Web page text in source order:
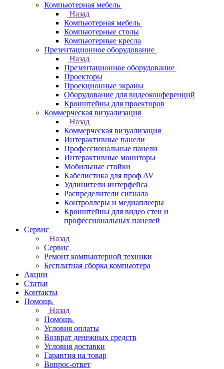
Компьютерная мебель
Назад
Компьютерная мебель
Компьютерные столы
Компьютерные кресла
Презентационное оборудование
Назад
Презентационное оборудование
Проекторы
Проекционные экраны
Оборудование для видеоконференций
Кронштейны для проекторов
Коммерческая визуализация
Назад
Коммерческая визуализация
Интерактивные панели
Профессиональные панели
Интерактивные мониторы
Мобильные стойки
Кабелистика для проф AV
Удлинители интерфейса
Распределители сигнала
Контроллеры и медиаплееры
Кронштейны для видео стен и
профессиональных панелей
Сервис
Назад
Сервис
Ремонт компьютерной техники
Бесплатная сборка компьютера
Акции
Статьи
Контакты
Помощь
Назад
Помощь
Условия оплаты
Возврат денежных средств
Условия доставки
Гарантия на товар
Вопрос-ответ